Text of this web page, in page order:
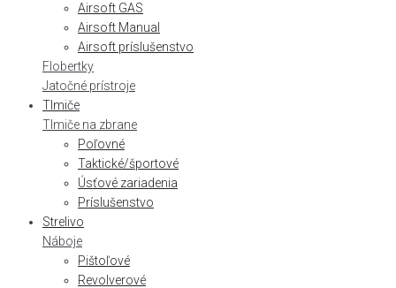
Airsoft GAS
Airsoft Manual
Airsoft príslušenstvo
Flobertky
Jatočné prístroje
Tlmiče
Tlmiče na zbrane
Poľovné
Taktické/športové
Úsťové zariadenia
Príslušenstvo
Strelivo
Náboje
Pištoľové
Revolverové